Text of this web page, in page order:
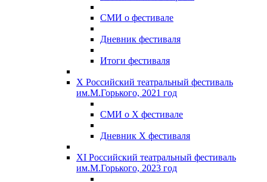
СМИ о фестивале
Дневник фестиваля
Итоги фестиваля
X Российский театральный фестиваль
им.М.Горького, 2021 год
СМИ о X фестивале
Дневник X фестиваля
XI Российский театральный фестиваль
им.М.Горького, 2023 год